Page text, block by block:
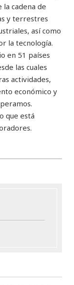
cadena de
y terrestres
así como
la tecnología.
en 51 países
las cuales
actividades,
económico y
que está